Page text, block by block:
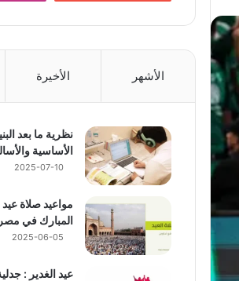
الأشهر الأخيرة
نظرية ما بعد
الأساسية
2025-07-10
مواعيد صلاة
المبارك في مصر 2025
2025-06-05
عيد الغدير :